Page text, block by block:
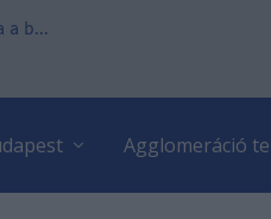
a b...
Agglomeráció